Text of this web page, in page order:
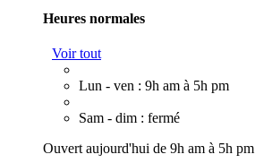
Heures normales
Voir tout
Lun - ven : 9h am à 5h pm
Sam - dim : fermé
Ouvert aujourd'hui de 9h am à 5h pm